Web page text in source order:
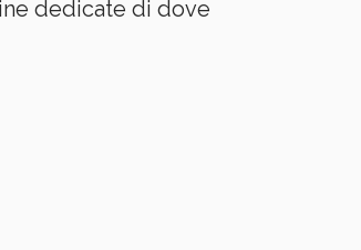
dedicate di dove